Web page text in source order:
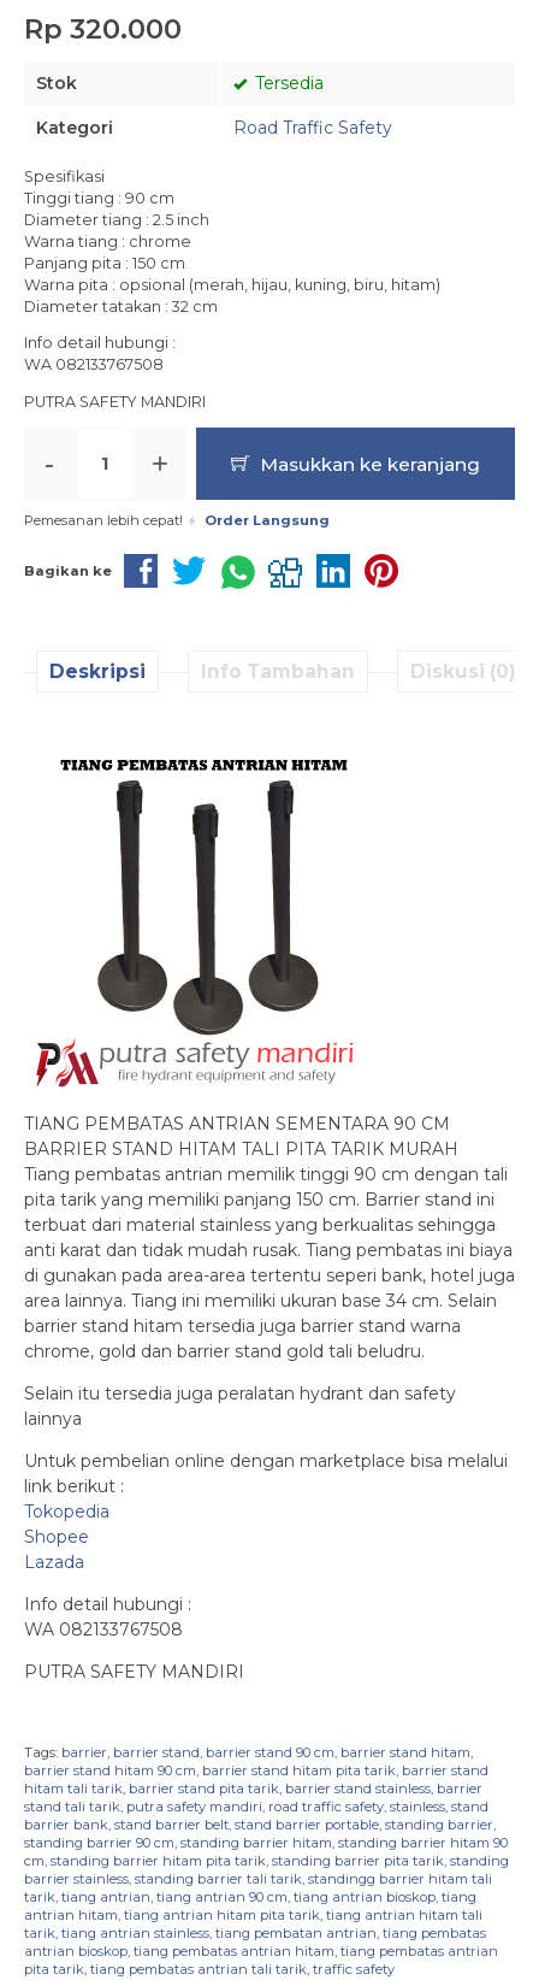
Rp 320.000
Stok Tersedia
Kategori Road Traffic Safety
Spesifikasi
Tinggi tiang : 90 cm
Diameter tiang : 2.5 inch
Warna tiang : chrome
Panjang pita : 150 cm
Warna pita : opsional (merah, hijau, kuning, biru, hitam)
Diameter tatakan : 32 cm
Info detail hubungi :
WA 082133767508
PUTRA SAFETY MANDIRI
- + Masukkan ke keranjang
Pemesanan lebih cepat! Order Langsung
Bagikan ke
Deskripsi Info Tambahan Diskusi (0)
TIANG PEMBATAS ANTRIAN SEMENTARA 90 CM
BARRIER STAND HITAM TALI PITA TARIK MURAH
Tiang pembatas antrian memilik tinggi 90 cm dengan tali
pita tarik yang memiliki panjang 150 cm. Barrier stand ini
terbuat dari material stainless yang berkualitas sehingga
anti karat dan tidak mudah rusak. Tiang pembatas ini biaya
di gunakan pada area-area tertentu seperi bank, hotel juga
area lainnya. Tiang ini memiliki ukuran base 34 cm. Selain
barrier stand hitam tersedia juga barrier stand warna
chrome, gold dan barrier stand gold tali beludru.
Selain itu tersedia juga peralatan hydrant dan safety
lainnya
Untuk pembelian online dengan marketplace bisa melalui
link berikut :
Tokopedia
Shopee
Lazada
Info detail hubungi :
WA 082133767508
PUTRA SAFETY MANDIRI
Tags: barrier, barrier stand, barrier stand 90 cm, barrier stand hitam,
barrier stand hitam 90 cm, barrier stand hitam pita tarik, barrier stand
hitam tali tarik, barrier stand pita tarik, barrier stand stainless, barrier
stand tali tarik, putra safety mandiri, road traffic safety, stainless, stand
barrier bank, stand barrier belt, stand barrier portable, standing barrier,
standing barrier 90 cm, standing barrier hitam, standing barrier hitam 90
cm, standing barrier hitam pita tarik, standing barrier pita tarik, standing
barrier stainless, standing barrier tali tarik, standingg barrier hitam tali
tarik, tiang antrian, tiang antrian 90 cm, tiang antrian bioskop, tiang
antrian hitam, tiang antrian hitam pita tarik, tiang antrian hitam tali
tarik, tiang antrian stainless, tiang pembatan antrian, tiang pembatas
antrian bioskop, tiang pembatas antrian hitam, tiang pembatas antrian
pita tarik, tiang pembatas antrian tali tarik, traffic safety